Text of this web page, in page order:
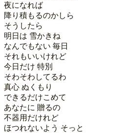
夜になれば
降り積もるのかしら
そうしたら
明日は 雪かきね
なんでもない 毎日
それもいいけれど
今日だけ 特別
そわそわしてるわ
真心 ぬくもり
できるだけこめて
あなたに 贈るの
不器用だけれど
ほつれないよう そっと